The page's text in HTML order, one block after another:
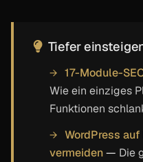
Tiefer
17-Module-
Wie ein einziges
Funktionen
WordPress
vermeiden— Die